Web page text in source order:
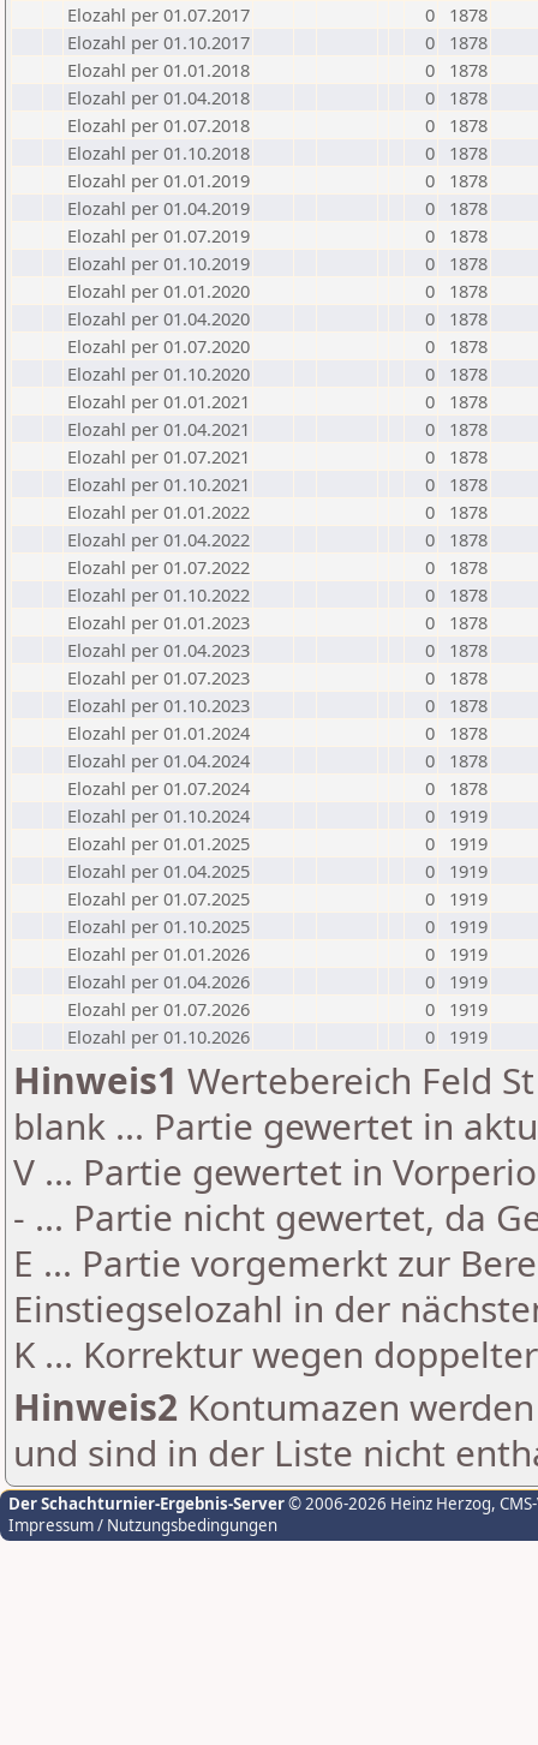
Elozahl per 01.07.2017
0
1878
Elozahl per 01.10.2017
0
1878
Elozahl per 01.01.2018
0
1878
Elozahl per 01.04.2018
0
1878
Elozahl per 01.07.2018
0
1878
Elozahl per 01.10.2018
0
1878
Elozahl per 01.01.2019
0
1878
Elozahl per 01.04.2019
0
1878
Elozahl per 01.07.2019
0
1878
Elozahl per 01.10.2019
0
1878
Elozahl per 01.01.2020
0
1878
Elozahl per 01.04.2020
0
1878
Elozahl per 01.07.2020
0
1878
Elozahl per 01.10.2020
0
1878
Elozahl per 01.01.2021
0
1878
Elozahl per 01.04.2021
0
1878
Elozahl per 01.07.2021
0
1878
Elozahl per 01.10.2021
0
1878
Elozahl per 01.01.2022
0
1878
Elozahl per 01.04.2022
0
1878
Elozahl per 01.07.2022
0
1878
Elozahl per 01.10.2022
0
1878
Elozahl per 01.01.2023
0
1878
Elozahl per 01.04.2023
0
1878
Elozahl per 01.07.2023
0
1878
Elozahl per 01.10.2023
0
1878
Elozahl per 01.01.2024
0
1878
Elozahl per 01.04.2024
0
1878
Elozahl per 01.07.2024
0
1878
Elozahl per 01.10.2024
0
1919
Elozahl per 01.01.2025
0
1919
Elozahl per 01.04.2025
0
1919
Elozahl per 01.07.2025
0
1919
Elozahl per 01.10.2025
0
1919
Elozahl per 01.01.2026
0
1919
Elozahl per 01.04.2026
0
1919
Elozahl per 01.07.2026
0
1919
Elozahl per 01.10.2026
0 1919
Hinweis1 Wertebereich Feld
blank ... Partie gewertet in
V ... Partie gewertet in
- ... Partie nicht gewertet, da
E ... Partie vorgemerkt zur
Einstiegselozahl in der
K ... Korrektur wegen
Hinweis2 Kontumazen
und sind in der Liste nicht
Der Schachturnier-Ergebnis-Server© 2006-2026 Heinz Herzog,
Impressum / Nutzungsbedingungen